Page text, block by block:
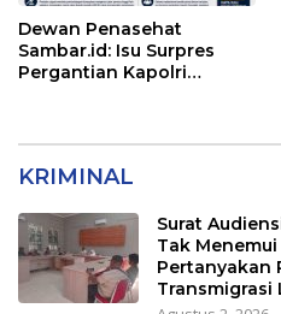
Dewan Penasehat
Sambar.id: Isu Surpres
Pergantian Kapolri
KRIMINAL
Surat
Tak
Pertanyakan
Transmigrasi